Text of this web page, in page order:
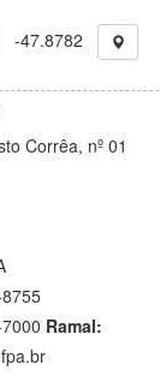
-47.8782
Corrêa, nº 01
Ramal: